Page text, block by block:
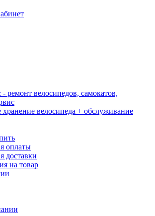
- ремонт велосипедов, самокатов,
хранение велосипеда + обслуживание
оплаты
доставки
на товар